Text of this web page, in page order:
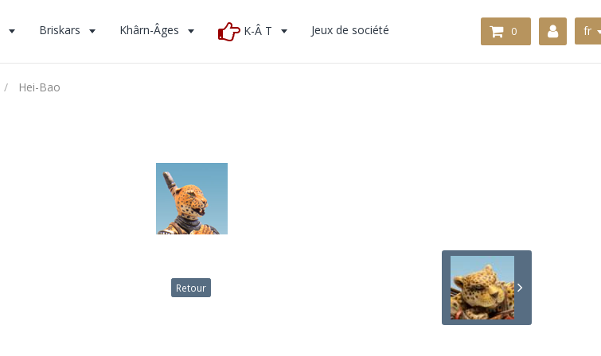
Briskars Khârn-Âges K-Â T Jeux de société 0 fr
Hei-Bao
Retour